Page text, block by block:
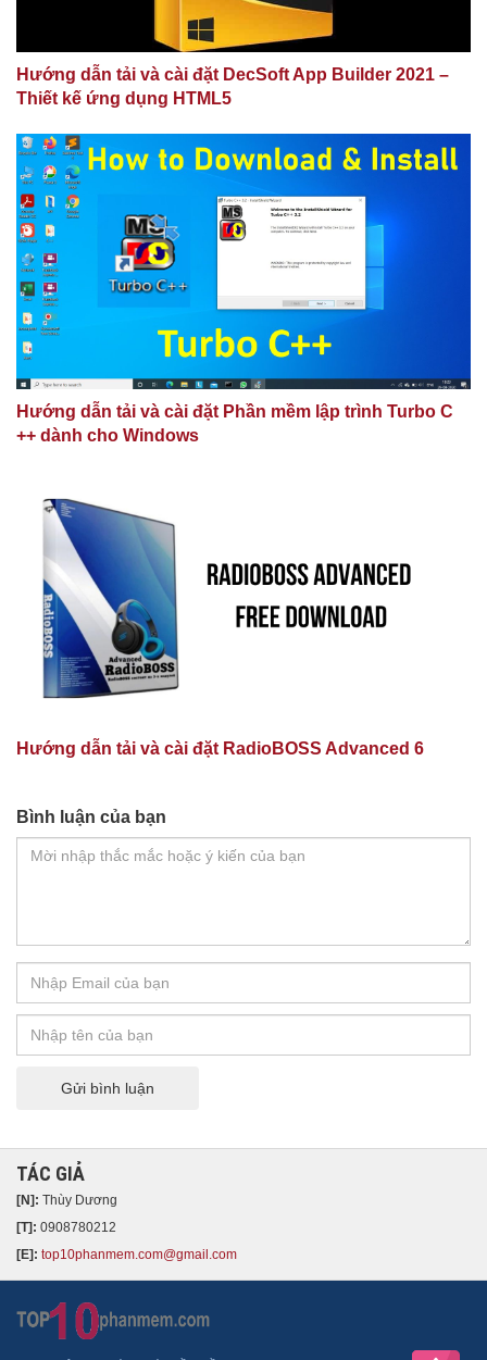
Hướng dẫn tải và cài đặt DecSoft App Builder 2021 –
Thiết kế ứng dụng HTML5
Hướng dẫn tải và cài đặt Phần mềm lập trình Turbo C
++ dành cho Windows
Hướng dẫn tải và cài đặt RadioBOSS Advanced 6
Bình luận của bạn
Gửi bình luận
TÁC GIẢ
[N]: Thùy Dương
[T]: 0908780212
[E]: top10phanmem.com@gmail.com